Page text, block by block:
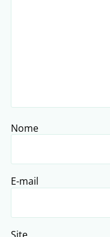
Nome
E-mail